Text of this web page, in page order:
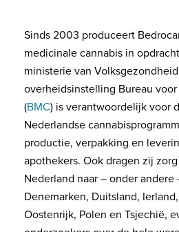
Sinds 2003 produceert
medicinale cannabis in
ministerie van
overheidsinstelling Bureau
(BMC) is verantwoordelijk voor
Nederlandse
productie, verpakking en
apothekers. Ook dragen zij
Nederland naar – onder andere
Denemarken, Duitsland,
Oostenrijk, Polen en Tsjechië,